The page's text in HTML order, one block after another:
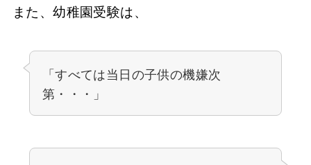
また、幼稚園受験は、
「すべては当日の子供の機嫌次
第・・・」